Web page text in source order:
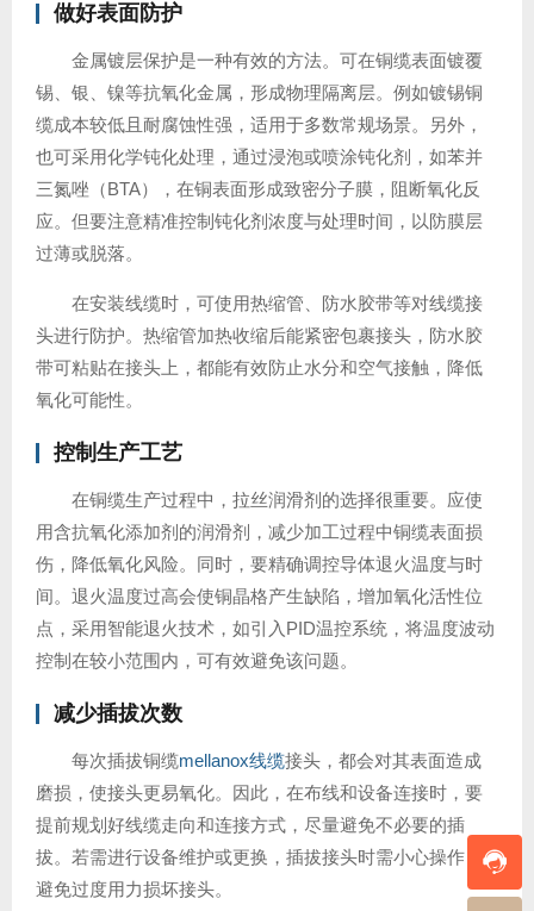
做好表面防护
金属镀层保护是一种有效的方法。可在铜缆表面镀覆
锡、银、镍等抗氧化金属，形成物理隔离层。例如镀锡铜
缆成本较低且耐腐蚀性强，适用于多数常规场景。另外，
也可采用化学钝化处理，通过浸泡或喷涂钝化剂，如苯并
三氮唑（BTA），在铜表面形成致密分子膜，阻断氧化反
应。但要注意精准控制钝化剂浓度与处理时间，以防膜层
过薄或脱落。
在安装线缆时，可使用热缩管、防水胶带等对线缆接
头进行防护。热缩管加热收缩后能紧密包裹接头，防水胶
带可粘贴在接头上，都能有效防止水分和空气接触，降低
氧化可能性。
控制生产工艺
在铜缆生产过程中，拉丝润滑剂的选择很重要。应使
用含抗氧化添加剂的润滑剂，减少加工过程中铜缆表面损
伤，降低氧化风险。同时，要精确调控导体退火温度与时
间。退火温度过高会使铜晶格产生缺陷，增加氧化活性位
点，采用智能退火技术，如引入PID温控系统，将温度波动
控制在较小范围内，可有效避免该问题。
减少插拔次数
每次插拔铜缆mellanox线缆接头，都会对其表面造成
磨损，使接头更易氧化。因此，在布线和设备连接时，要
提前规划好线缆走向和连接方式，尽量避免不必要的插
拔。若需进行设备维护或更换，插拔接头时需小心操作，
避免过度用力损坏接头。